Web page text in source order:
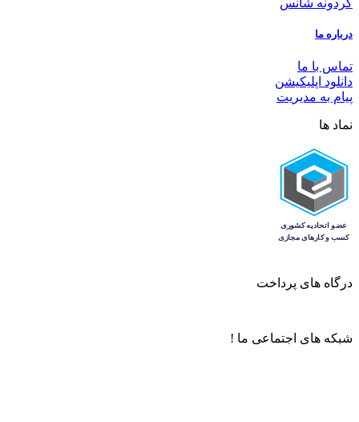
درباره ما
تماس با ما
دانلود اپلیکیشن
پیام به مدیریت
نماد ها
درگاه های پرداخت
شبکه های اجتماعی ما !